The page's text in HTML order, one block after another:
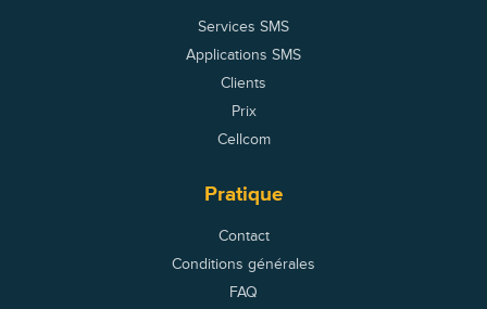
Services SMS
Applications SMS
Clients
Prix
Cellcom
Pratique
Contact
Conditions générales
FAQ